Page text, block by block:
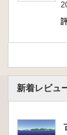
新着レビュ